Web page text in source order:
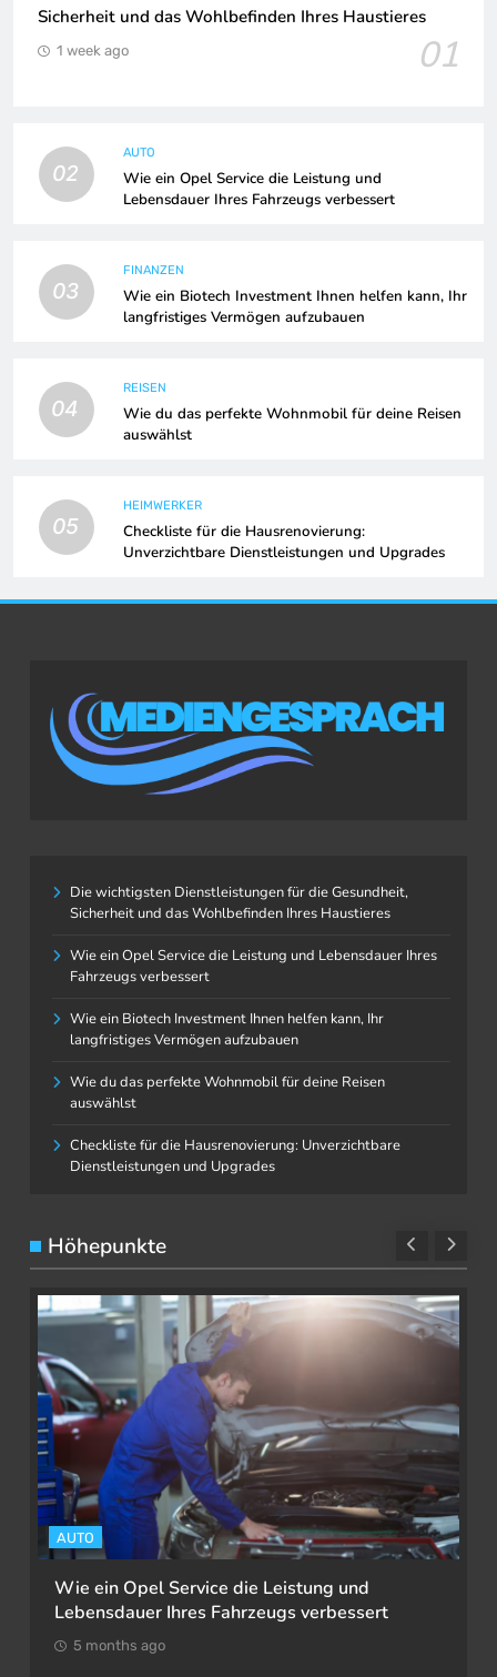
Sicherheit und das Wohlbefinden Ihres Haustieres
01
1 week ago
02
AUTO
Wie ein Opel Service die Leistung und
Lebensdauer Ihres Fahrzeugs verbessert
03
FINANZEN
Wie ein Biotech Investment Ihnen helfen kann, Ihr
langfristiges Vermögen aufzubauen
04
REISEN
Wie du das perfekte Wohnmobil für deine Reisen
auswählst
05
HEIMWERKER
Checkliste für die Hausrenovierung:
Unverzichtbare Dienstleistungen und Upgrades
Die wichtigsten Dienstleistungen für die Gesundheit,
Sicherheit und das Wohlbefinden Ihres Haustieres
Wie ein Opel Service die Leistung und Lebensdauer Ihres
Fahrzeugs verbessert
Wie ein Biotech Investment Ihnen helfen kann, Ihr
langfristiges Vermögen aufzubauen
Wie du das perfekte Wohnmobil für deine Reisen
auswählst
Checkliste für die Hausrenovierung: Unverzichtbare
Dienstleistungen und Upgrades
Höhepunkte
AUTO
Wie ein Opel Service die Leistung und
Lebensdauer Ihres Fahrzeugs verbessert
5 months ago